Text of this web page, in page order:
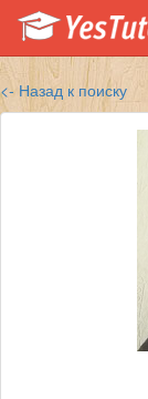
<- Назад к поиску